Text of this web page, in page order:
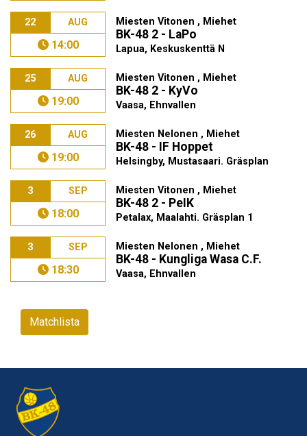
22 AUG
14:00
Miesten Vitonen , Miehet
BK-48 2 - LaPo
Lapua, Keskuskenttä N
25 AUG
19:00
Miesten Vitonen , Miehet
BK-48 2 - KyVo
Vaasa, Ehnvallen
26 AUG
19:00
Miesten Nelonen , Miehet
BK-48 - IF Hoppet
Helsingby, Mustasaari. Gräsplan
3 SEP
18:00
Miesten Vitonen , Miehet
BK-48 2 - PeIK
Petalax, Maalahti. Gräsplan 1
3 SEP
18:30
Miesten Nelonen , Miehet
BK-48 - Kungliga Wasa C.F.
Vaasa, Ehnvallen
Matchlista